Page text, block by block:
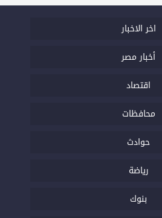
اخر الاخبار
أخبار مصر
اقتصاد
محافظات
حوادث
رياضة
بنوك